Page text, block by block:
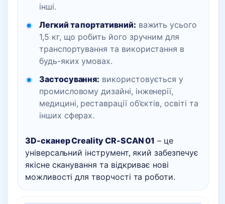
інші.
Легкий та портативний: важить усього
1,5 кг, що робить його зручним для
транспортування та використання в
будь-яких умовах.
Застосування: використовується у
промисловому дизайні, інженерії,
медицині, реставрації об’єктів, освіті та
інших сферах.
3D-сканер Creality CR-SCAN 01 – це
універсальний інструмент, який забезпечує
якісне сканування та відкриває нові
можливості для творчості та роботи.